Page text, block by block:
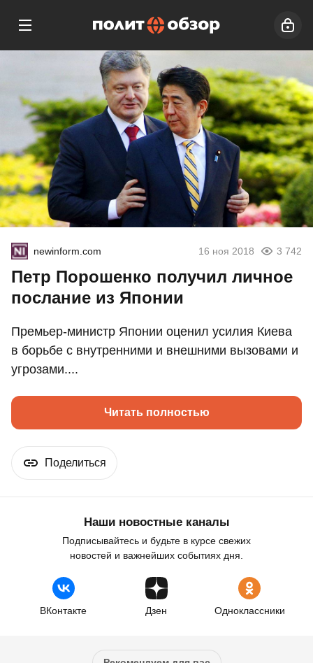
newinform.com 16 ноя 2018 3 742
Петр Порошенко получил личное
послание из Японии
Премьер-министр Японии оценил усилия Киева
в борьбе с внутренними и внешними вызовами и
угрозами....
Читать полностью
Поделиться
Наши новостные каналы
Подписывайтесь и будьте в курсе свежих
новостей и важнейших событиях дня.
ВКонтакте Дзен Одноклассники